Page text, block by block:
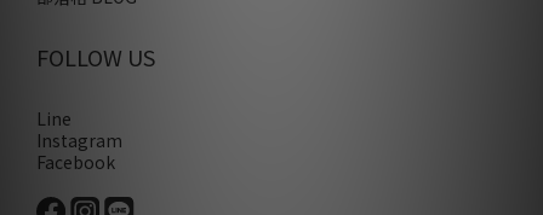
FOLLOW US
Line
Instagram
Facebook